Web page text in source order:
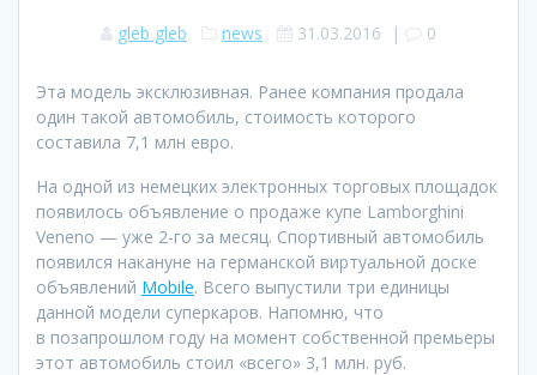
gleb gleb news 31.03.2016 | 0
Эта модель эксклюзивная. Ранее компания продала
один такой автомобиль, стоимость которого
составила 7,1 млн евро.
На одной из немецких электронных торговых площадок
появилось объявление о продаже купе Lamborghini
Veneno — уже 2-го за месяц. Спортивный автомобиль
появился накануне на германской виртуальной доске
объявлений Mobile. Всего выпустили три единицы
данной модели суперкаров. Напомню, что
в позапрошлом году на момент собственной премьеры
этот автомобиль стоил «всего» 3,1 млн. руб.